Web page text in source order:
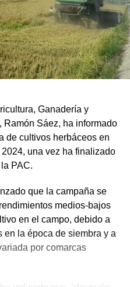
Ganadería y
Ramón Sáez, ha informado
de cultivos herbáceos en
una vez ha finalizado
PAC.
que la campaña se
medios-bajos
en el campo, debido a
la época de siembra y a
por comarcas